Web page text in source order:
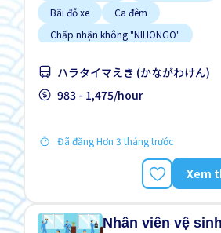
Bãi đỗ xe
Ca đêm
Chấp nhận không "NIHONGO"
Cơ hội nhận việc làm toàn thời gian
Cơ hội thăng tiến
ハラタイマえき (かながわけん)
983 - 1,475/hour
Đã đăng Hơn 3 tháng trước
Xem
Nhân viên vệ